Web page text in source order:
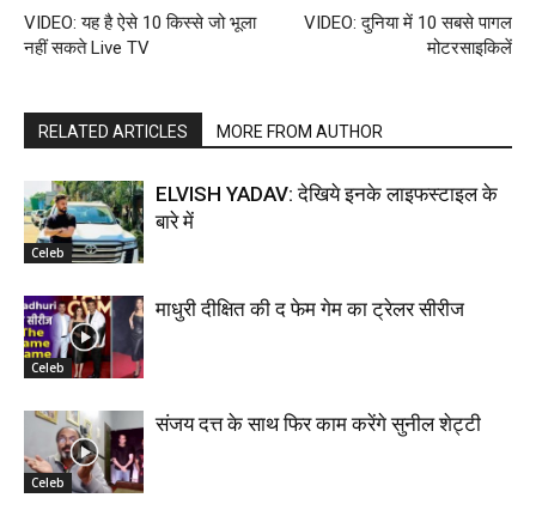
VIDEO: यह है ऐसे 10 किस्से जो भूला
नहीं सकते Live TV
VIDEO: दुनिया में 10 सबसे पागल
मोटरसाइकिलें
RELATED ARTICLES MORE FROM AUTHOR
Celeb
ELVISH YADAV: देखिये इनके लाइफस्टाइल के
बारे में
Celeb
माधुरी दीक्षित की द फेम गेम का ट्रेलर सीरीज
Celeb
संजय दत्त के साथ फिर काम करेंगे सुनील शेट्टी